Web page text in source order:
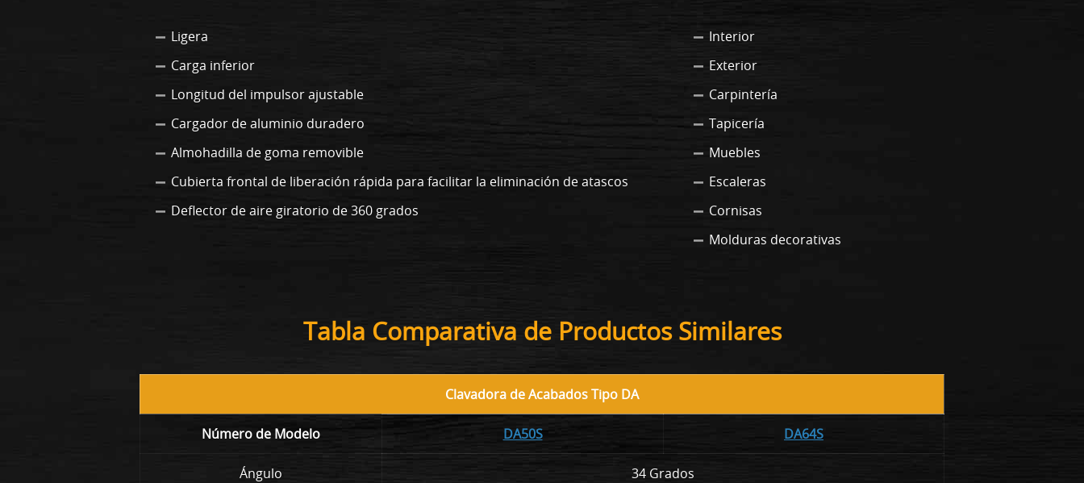
Interior
Exterior
Carpintería
Tapicería
Muebles
Escaleras
Cornisas
Molduras decorativas
Ligera
Carga inferior
Longitud del impulsor ajustable
Cargador de aluminio duradero
Almohadilla de goma removible
Cubierta frontal de liberación rápida para facilitar la eliminación de atascos
Deflector de aire giratorio de 360 grados
Tabla Comparativa de Productos Similares
Clavadora de Acabados Tipo DA
Número de Modelo DA50S DA64S
Ángulo 34 Grados